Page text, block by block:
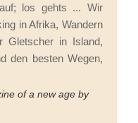
los gehts ... Wir
in Afrika, Wandern
Gletscher in Island,
den besten Wegen,
of a new age by